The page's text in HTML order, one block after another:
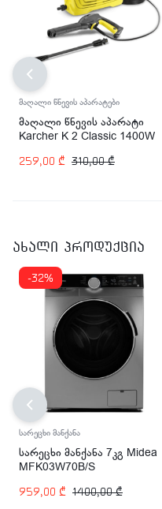
მაღალი წნევის აპარატები
მაღალი წნევის აპარატი
Karcher K 2 Classic 1400W
310,00₾
259,00 ₾
ახალი პროდუქცია
-32%
სარეცხი მანქანა
სარეცხი მანქანა 7კგ Midea
MFK03W70B/S
1400,00₾
959,00 ₾